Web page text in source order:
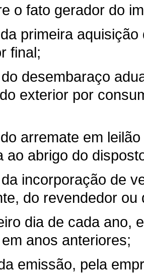
o fato gerador do
primeira
final;
desembaraço
exterior por
arremate em
ao abrigo do
incorporação de
do revendedor ou
dia de cada ano,
anos anteriores;
emissão, pela